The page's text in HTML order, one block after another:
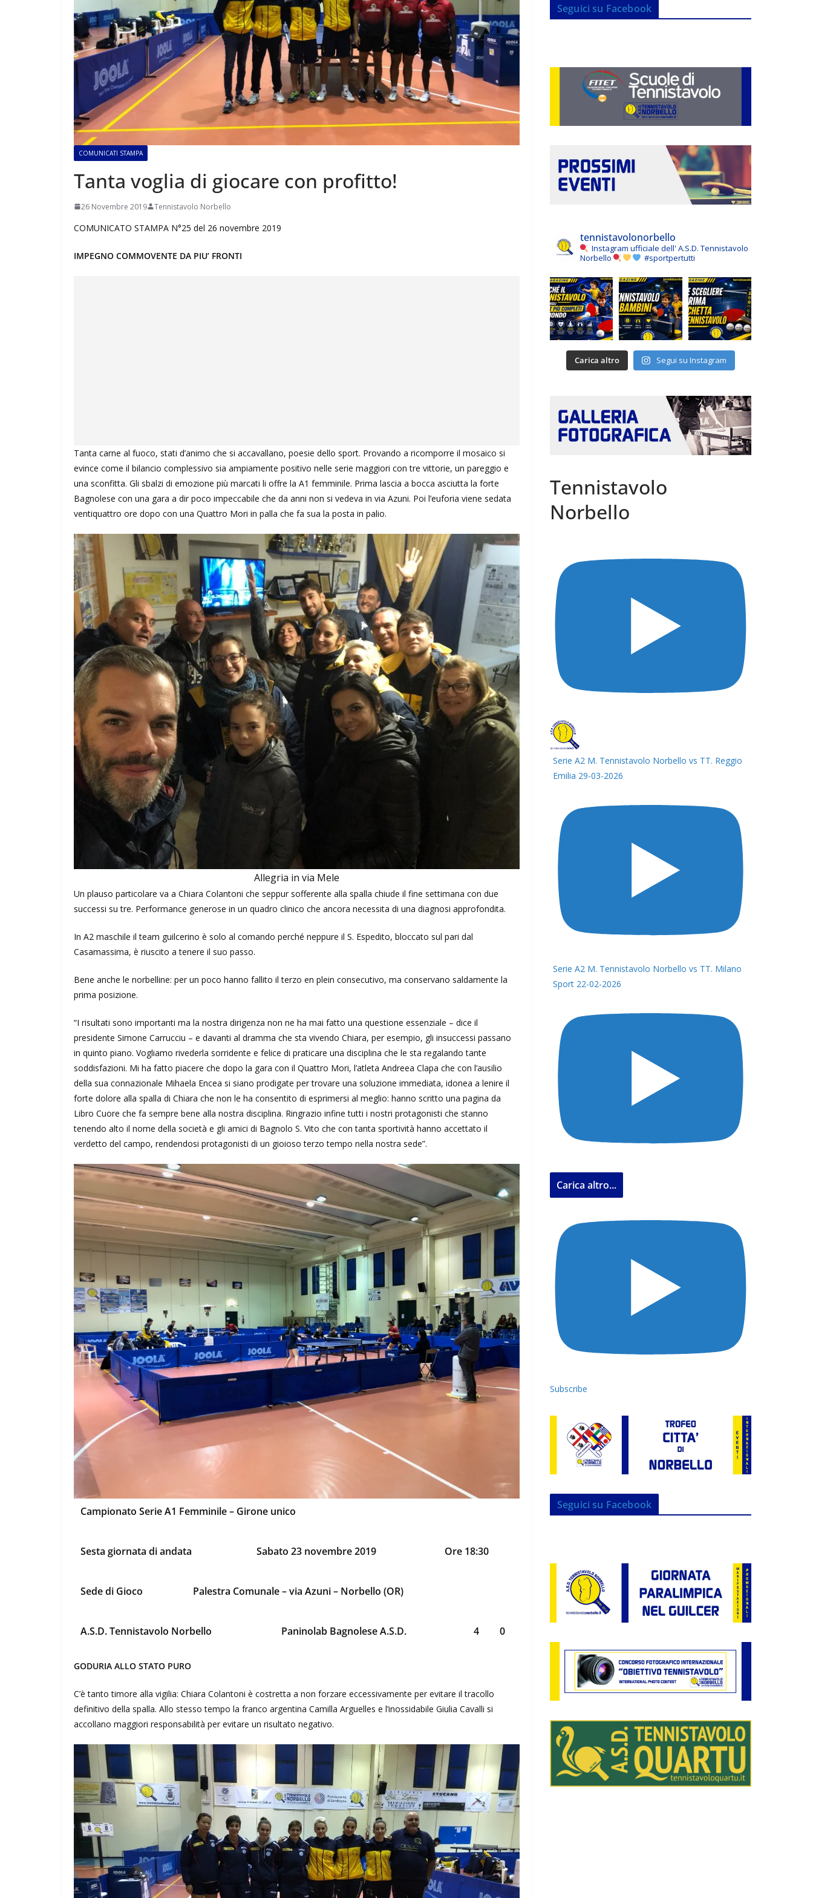
COMUNICATI STAMPA
Tanta voglia di giocare con profitto!
26 Novembre 2019 Tennistavolo Norbello
COMUNICATO STAMPA N°25 del 26 novembre 2019
IMPEGNO COMMOVENTE DA PIU’ FRONTI
Tanta carne al fuoco, stati d’animo che si accavallano, poesie dello sport. Provando a ricomporre il mosaico si
evince come il bilancio complessivo sia ampiamente positivo nelle serie maggiori con tre vittorie, un pareggio e
una sconfitta. Gli sbalzi di emozione più marcati li offre la A1 femminile. Prima lascia a bocca asciutta la forte
Bagnolese con una gara a dir poco impeccabile che da anni non si vedeva in via Azuni. Poi l’euforia viene sedata
ventiquattro ore dopo con una Quattro Mori in palla che fa sua la posta in palio.
Allegria in via Mele
Un plauso particolare va a Chiara Colantoni che seppur sofferente alla spalla chiude il fine settimana con due
successi su tre. Performance generose in un quadro clinico che ancora necessita di una diagnosi approfondita.
In A2 maschile il team guilcerino è solo al comando perché neppure il S. Espedito, bloccato sul pari dal
Casamassima, è riuscito a tenere il suo passo.
Bene anche le norbelline: per un poco hanno fallito il terzo en plein consecutivo, ma conservano saldamente la
prima posizione.
“I risultati sono importanti ma la nostra dirigenza non ne ha mai fatto una questione essenziale – dice il
presidente Simone Carrucciu – e davanti al dramma che sta vivendo Chiara, per esempio, gli insuccessi passano
in quinto piano. Vogliamo rivederla sorridente e felice di praticare una disciplina che le sta regalando tante
soddisfazioni. Mi ha fatto piacere che dopo la gara con il Quattro Mori, l’atleta Andreea Clapa che con l’ausilio
della sua connazionale Mihaela Encea si siano prodigate per trovare una soluzione immediata, idonea a lenire il
forte dolore alla spalla di Chiara che non le ha consentito di esprimersi al meglio: hanno scritto una pagina da
Libro Cuore che fa sempre bene alla nostra disciplina. Ringrazio infine tutti i nostri protagonisti che stanno
tenendo alto il nome della società e gli amici di Bagnolo S. Vito che con tanta sportività hanno accettato il
verdetto del campo, rendendosi protagonisti di un gioioso terzo tempo nella nostra sede”.
Campionato Serie A1 Femminile – Girone unico
Sesta giornata di andata Sabato 23 novembre 2019 Ore 18:30
Sede di Gioco Palestra Comunale – via Azuni – Norbello (OR)
A.S.D. Tennistavolo Norbello Paninolab Bagnolese A.S.D. 4 0
GODURIA ALLO STATO PURO
C’è tanto timore alla vigilia: Chiara Colantoni è costretta a non forzare eccessivamente per evitare il tracollo
definitivo della spalla. Allo stesso tempo la franco argentina Camilla Arguelles e l’inossidabile Giulia Cavalli si
accollano maggiori responsabilità per evitare un risultato negativo.
Seguici su Facebook
tennistavolonorbello
Instagram ufficiale dell' A.S.D. Tennistavolo
Norbello
#sportpertutti
Carica altro Segui su Instagram
Tennistavolo
Norbello
Serie A2 M. Tennistavolo Norbello vs TT. Reggio
Emilia 29-03-2026
Serie A2 M. Tennistavolo Norbello vs TT. Milano
Sport 22-02-2026
Carica altro...
Subscribe
Seguici su Facebook